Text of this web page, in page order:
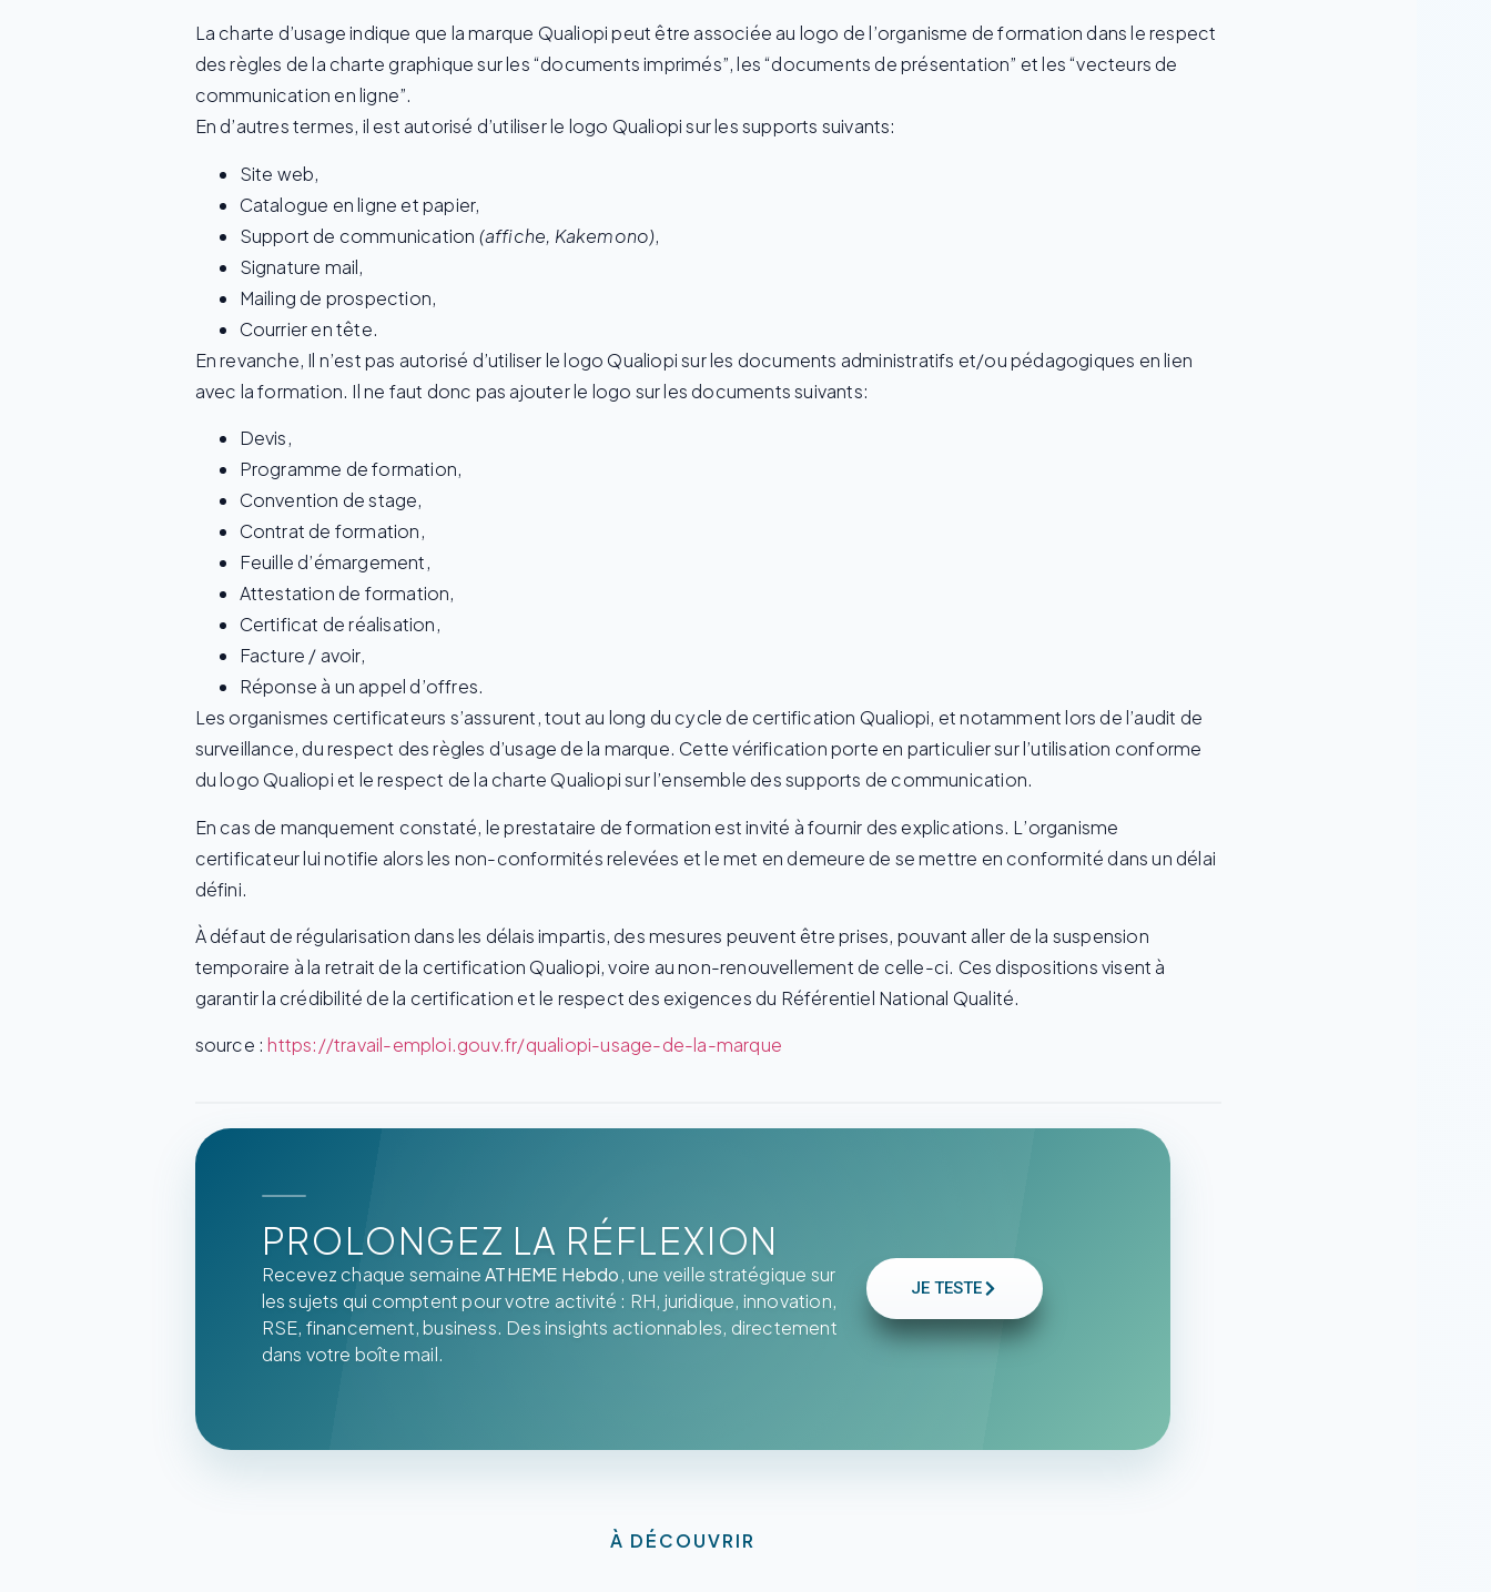
La charte d’usage indique que la marque Qualiopi peut être associée au logo de l’organisme de formation dans le respect
des règles de la charte graphique sur les “documents imprimés”, les “documents de présentation” et les “vecteurs de
communication en ligne”.
En d’autres termes, il est autorisé d’utiliser le logo Qualiopi sur les supports suivants:
Site web,
Catalogue en ligne et papier,
Support de communication (affiche, Kakemono),
Signature mail,
Mailing de prospection,
Courrier en tête.
En revanche, Il n’est pas autorisé d’utiliser le logo Qualiopi sur les documents administratifs et/ou pédagogiques en lien
avec la formation. Il ne faut donc pas ajouter le logo sur les documents suivants:
Devis,
Programme de formation,
Convention de stage,
Contrat de formation,
Feuille d’émargement,
Attestation de formation,
Certificat de réalisation,
Facture / avoir,
Réponse à un appel d’offres.
Les organismes certificateurs s’assurent, tout au long du cycle de certification Qualiopi, et notamment lors de l’audit de
surveillance, du respect des règles d’usage de la marque. Cette vérification porte en particulier sur l’utilisation conforme
du logo Qualiopi et le respect de la charte Qualiopi sur l’ensemble des supports de communication.
En cas de manquement constaté, le prestataire de formation est invité à fournir des explications. L’organisme
certificateur lui notifie alors les non-conformités relevées et le met en demeure de se mettre en conformité dans un délai
défini.
À défaut de régularisation dans les délais impartis, des mesures peuvent être prises, pouvant aller de la suspension
temporaire à la retrait de la certification Qualiopi, voire au non-renouvellement de celle-ci. Ces dispositions visent à
garantir la crédibilité de la certification et le respect des exigences du Référentiel National Qualité.
source : https://travail-emploi.gouv.fr/qualiopi-usage-de-la-marque
PROLONGEZ LA RÉFLEXION
Recevez chaque semaineATHEME Hebdo, une veille stratégique sur
les sujets qui comptent pour votre activité : RH, juridique, innovation,
RSE, financement, business. Des insights actionnables, directement
dans votre boîte mail.
JE TESTE
À DÉCOUVRIR